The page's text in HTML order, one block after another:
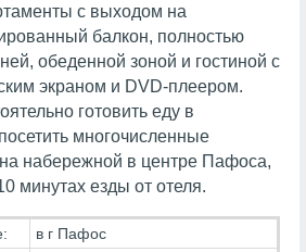
с выходом на
балкон, полностью
обеденной зоной и гостиной с
экраном и DVD-плеером.
готовить еду в
многочисленные
набережной в центре Пафоса,
минутах езды от отеля.
в г Пафос